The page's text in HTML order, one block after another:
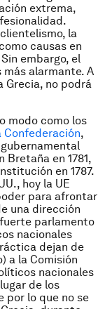
extrema,
la
causas en
embargo, el
alarmante. A
Grecia, no podrá
modo como los
,
Bretaña en 1781,
en 1787.
hoy la UE
para afrontar
una dirección
parlamento
nacionales
dejan de
a la Comisión
nacionales
de los
por lo que no se